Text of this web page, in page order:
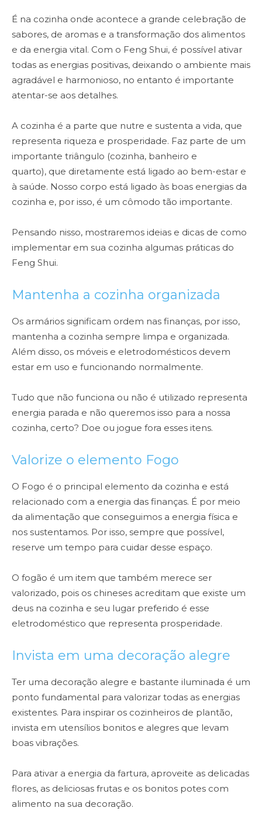
É na cozinha onde acontece a grande celebração de
sabores, de aromas e a transformação dos alimentos
e da energia vital. Com o Feng Shui, é possível ativar
todas as energias positivas, deixando o ambiente mais
agradável e harmonioso, no entanto é importante
atentar-se aos detalhes.
A cozinha é a parte que nutre e sustenta a vida, que
representa riqueza e prosperidade. Faz parte de um
importante triângulo (cozinha, banheiro e
quarto), que diretamente está ligado ao bem-estar e
à saúde. Nosso corpo está ligado às boas energias da
cozinha e, por isso, é um cômodo tão importante.
Pensando nisso, mostraremos ideias e dicas de como
implementar em sua cozinha algumas práticas do
Feng Shui.
Mantenha a cozinha organizada
Os armários significam ordem nas finanças, por isso,
mantenha a cozinha sempre limpa e organizada.
Além disso, os móveis e eletrodomésticos devem
estar em uso e funcionando normalmente.
Tudo que não funciona ou não é utilizado representa
energia parada e não queremos isso para a nossa
cozinha, certo? Doe ou jogue fora esses itens.
Valorize o elemento Fogo
O Fogo é o principal elemento da cozinha e está
relacionado com a energia das finanças. É por meio
da alimentação que conseguimos a energia física e
nos sustentamos. Por isso, sempre que possível,
reserve um tempo para cuidar desse espaço.
O fogão é um item que também merece ser
valorizado, pois os chineses acreditam que existe um
deus na cozinha e seu lugar preferido é esse
eletrodoméstico que representa prosperidade.
Invista em uma decoração alegre
Ter uma decoração alegre e bastante iluminada é um
ponto fundamental para valorizar todas as energias
existentes. Para inspirar os cozinheiros de plantão,
invista em utensílios bonitos e alegres que levam
boas vibrações.
Para ativar a energia da fartura, aproveite as delicadas
flores, as deliciosas frutas e os bonitos potes com
alimento na sua decoração.